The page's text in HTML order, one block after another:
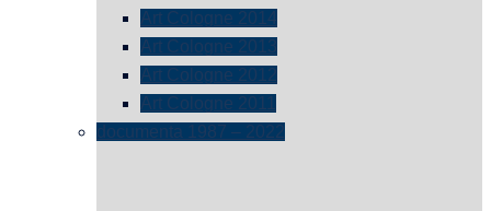
Art Cologne 2014
Art Cologne 2013
Art Cologne 2012
Art Cologne 2011
documenta 1987 – 2022